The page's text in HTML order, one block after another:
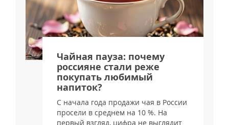
Чайная пауза: почему
россияне стали реже
покупать любимый
напиток?
С начала года продажи чая в России
просели в среднем на 10 %. На
первый взгляд, цифра не выглядит